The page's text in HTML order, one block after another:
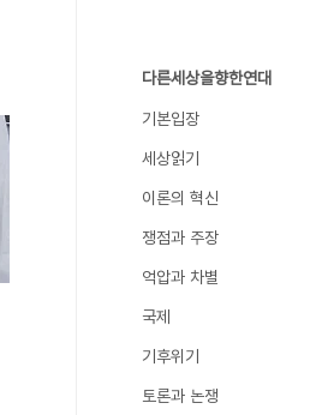
다른세상을향한연대
기본입장
세상읽기
이론의 혁신
쟁점과 주장
억압과 차별
국제
기후위기
토론과 논쟁